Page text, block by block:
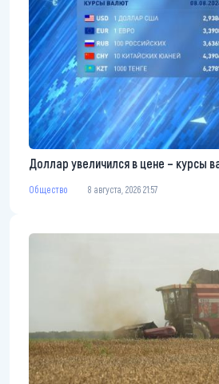
Доллар увеличился в цене – курсы
Общество 8 августа, 2026 21:57